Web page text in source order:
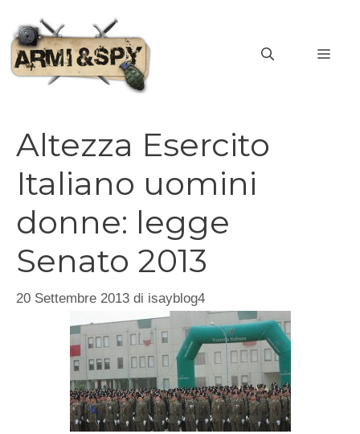
contenuto
Altezza Esercito
Italiano uomini
donne: legge
Senato 2013
20 Settembre 2013 di isayblog4